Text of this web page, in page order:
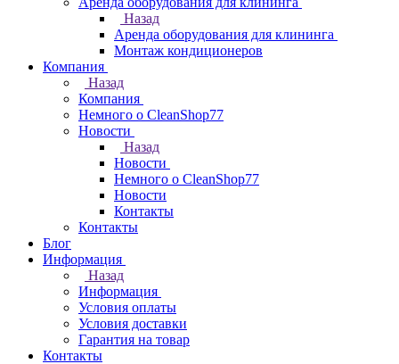
Назад
Аренда оборудования для клининга
Монтаж кондиционеров
Компания
Назад
Компания
Немного о CleanShop77
Новости
Назад
Новости
Немного о CleanShop77
Новости
Контакты
Контакты
Блог
Информация
Назад
Информация
Условия оплаты
Условия доставки
Гарантия на товар
Контакты